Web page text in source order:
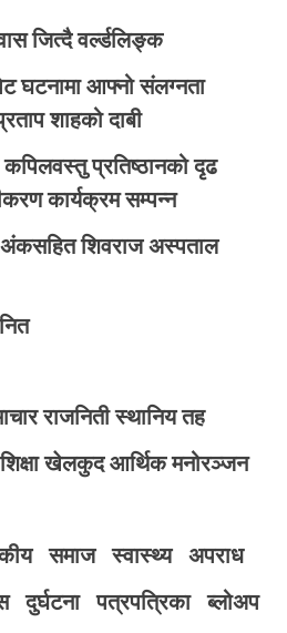
जित्दै वर्ल्डलिङ्क
घटनामा आफ्नो संलग्नता
शाहको दाबी
प्रतिष्ठानको दृढ
कार्यक्रम सम्पन्न
शिवराज अस्पताल
राजनिती स्थानिय तह
शिक्षा खेलकुद आर्थिक मनोरञ्जन
समाज स्वास्थ्य
अपराध
दुर्घटना पत्रपत्रिका
ब्लोअप